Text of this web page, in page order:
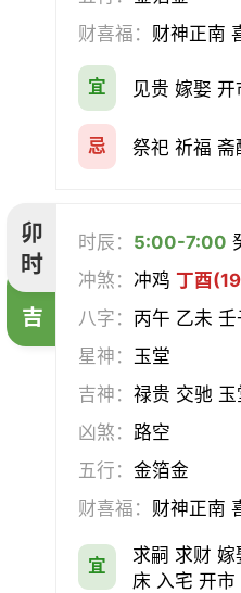
财喜福： 财神正南
宜 见贵 嫁娶
忌 祭祀 祈福
卯
时
吉
时辰： 5:00-7:00
冲煞：冲鸡 丁酉
八字： 丙午 乙未
星神： 玉堂
吉神：禄贵 交驰 玉
凶煞： 路空
五行：金箔金
财喜福： 财神正南
宜
求嗣 求财
床 入宅 开市